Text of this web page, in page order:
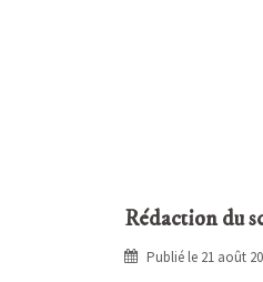
Rédaction du
Publié le 21 août